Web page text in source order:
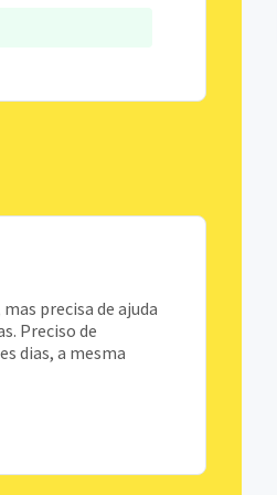
precisa de ajuda
Preciso de
dias, a mesma